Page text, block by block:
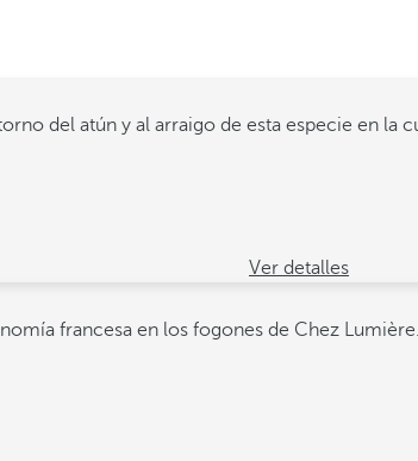
del atún y al arraigo de esta especie en la
Ver detalles
francesa en los fogones de Chez